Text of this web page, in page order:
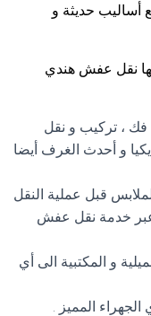
أساليب حديثة و
نقل عفش هندي
، تركيب و نقل
و أحدث الغرف أيضا
قبل عملية النقل
خدمة نقل عفش
و المكتبية الى أي
المميز .